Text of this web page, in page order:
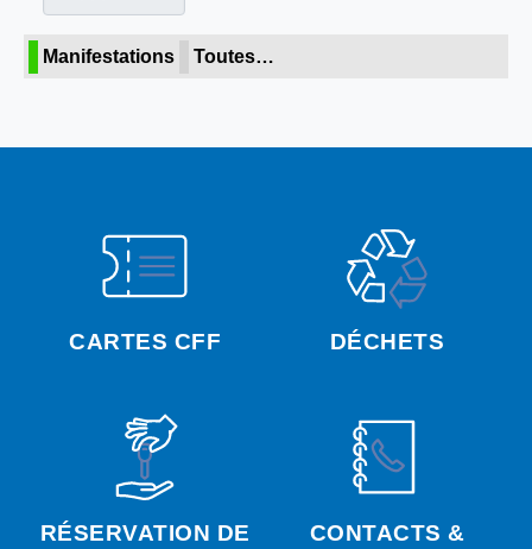
CARTES CFF DÉCHETS
RÉSERVATION DE
CONTACTS &
Manifestations Toutes…